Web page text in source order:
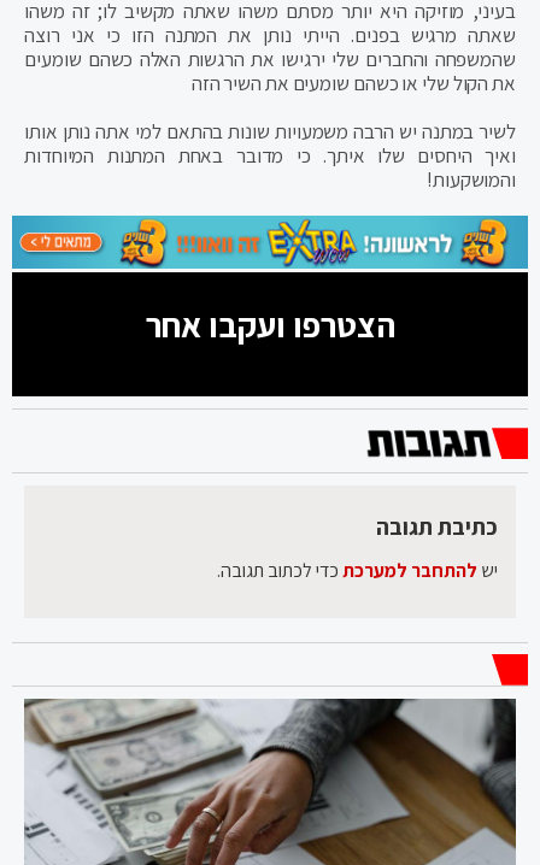
בעיני, מוזיקה היא יותר מסתם משהו שאתה מקשיב לו; זה משהו
שאתה מרגיש בפנים. הייתי נותן את המתנה הזו כי אני רוצה
שהמשפחה והחברים שלי ירגישו את הרגשות האלה כשהם שומעים
את הקול שלי או כשהם שומעים את השיר הזה
לשיר במתנה יש הרבה משמעויות שונות בהתאם למי אתה נותן אותו
ואיך היחסים שלו איתך. כי מדובר באחת המתנות המיוחדות
והמושקעות!
הצטרפו ועקבו אחר
כתיבת תגובה
יש להתחבר למערכתכדי לכתוב תגובה.